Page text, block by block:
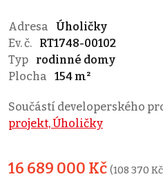
Adresa
Úholičky
Ev. č.
RT1748-00102
Typ
rodinné domy
Plocha
154 m²
Součástí developerského
projekt, Úholičky
16 689 000 Kč (108 370